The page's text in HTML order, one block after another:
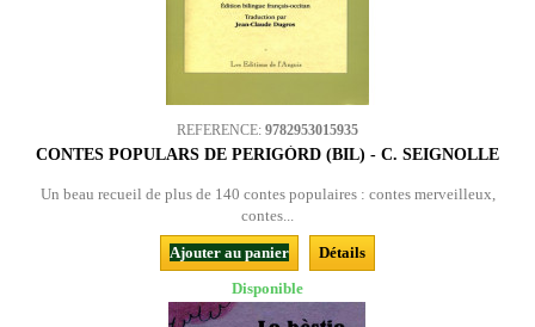
REFERENCE: 9782953015935
CONTES POPULARS DE PERIGÒRD (BIL) - C. SEIGNOLLE
Un beau recueil de plus de 140 contes populaires : contes merveilleux,
contes...
Ajouter au panier
Détails
Disponible